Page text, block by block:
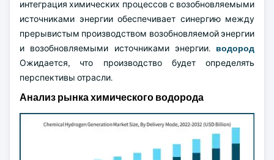
интеграция химических процессов с возобновляемыми
источниками энергии обеспечивает синергию между
прерывистым производством возобновляемой энергии
и возобновляемыми источниками энергии. водород
Ожидается, что производство будет определять
перспективы отрасли.
Анализ рынка химического водорода